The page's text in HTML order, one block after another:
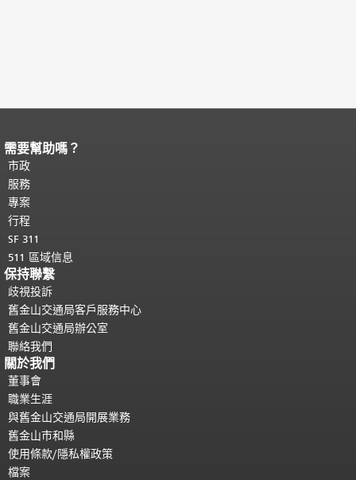
頁面內容結束。
都會重複顯示。
需要幫助嗎？
市政
服務
專案
行程
SF 311
511 區域信息
保持聯繫
歧視投訴
舊金山交通局客戶服務中心
舊金山交通局辦公室
聯絡我們
關於我們
董事會
職業生涯
與舊金山交通局開展業務
舊金山市和縣
使用條款/隱私權政策
檔案